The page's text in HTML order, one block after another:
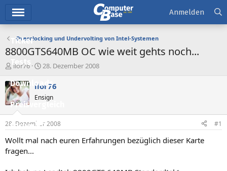
Ticker
Tests
Downloads
Preisvergleich
Forum
Aktuelles
Anmelden
Overclocking und Undervolting von Intel-Systemen
8800GTS640MB OC wie weit gehts noch...
E
s
t
e
e
r
ilor76
E
s
e
t
a
28. Dezember 2008
ilor76
Ensign
28. Dezember 2008 #1
Wollt mal nach euren Erfahrungen bezüglich dieser Karte
fragen...